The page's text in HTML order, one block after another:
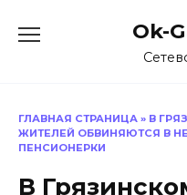
Ok-
ГЛАВНАЯ СТРАНИЦА » В
ЖИТЕЛЕЙ ОБВИНЯЮТСЯ В
ПЕНСИОНЕРКИ
В